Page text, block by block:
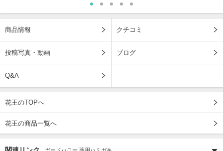
商品情報 クチコミ
投稿写真・動画 ブログ
Q&A
花王のTOPへ
花王の商品一覧へ